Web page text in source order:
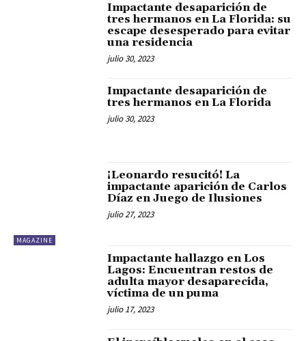
Impactante desaparición de
tres hermanos en La Florida: su
escape desesperado para evitar
una residencia
julio 30, 2023
Impactante desaparición de
tres hermanos en La Florida
julio 30, 2023
MAGAZINE
¡Leonardo resucitó! La
impactante aparición de Carlos
Díaz en Juego de Ilusiones
julio 27, 2023
Impactante hallazgo en Los
Lagos: Encuentran restos de
adulta mayor desaparecida,
víctima de un puma
julio 17, 2023